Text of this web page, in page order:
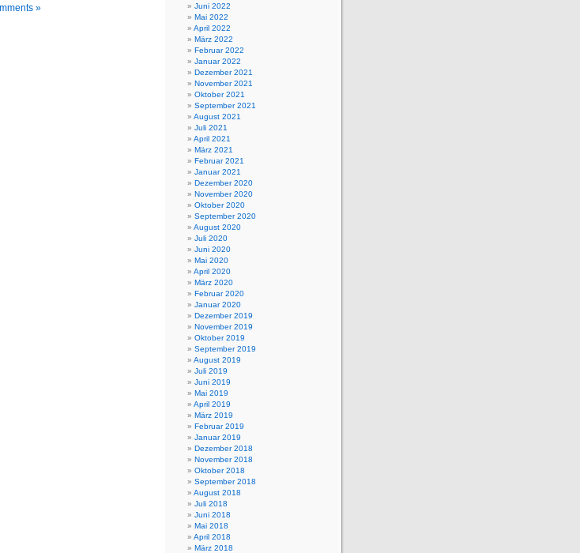
»
Juni 2022
Mai 2022
April 2022
März 2022
Februar 2022
Januar 2022
Dezember 2021
November 2021
Oktober 2021
September 2021
August 2021
Juli 2021
April 2021
März 2021
Februar 2021
Januar 2021
Dezember 2020
November 2020
Oktober 2020
September 2020
August 2020
Juli 2020
Juni 2020
Mai 2020
April 2020
März 2020
Februar 2020
Januar 2020
Dezember 2019
November 2019
Oktober 2019
September 2019
August 2019
Juli 2019
Juni 2019
Mai 2019
April 2019
März 2019
Februar 2019
Januar 2019
Dezember 2018
November 2018
Oktober 2018
September 2018
August 2018
Juli 2018
Juni 2018
Mai 2018
April 2018
März 2018